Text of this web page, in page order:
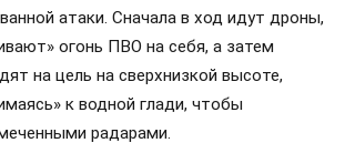
атаки. Сначала в ход идут дроны,
огонь ПВО на себя, а затем
на цель на сверхнизкой высоте,
к водной глади, чтобы
радарами.